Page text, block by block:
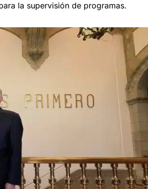
la supervisión de programas.